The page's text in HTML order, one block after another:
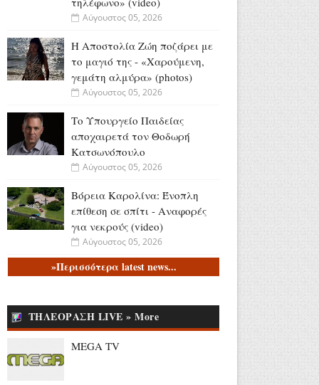
Αύγουστος 05, 2026
Η Αποστολία Ζώη ποζάρει με
το μαγιό της - «Χαρούμενη,
γεμάτη αλμύρα» (photos)
Αύγουστος 05, 2026
Το Υπουργείο Παιδείας
αποχαιρετά τον Θοδωρή
Κατσωνόπουλο
Αύγουστος 05, 2026
Βόρεια Καρολίνα: Ένοπλη
επίθεση σε σπίτι - Αναφορές
για νεκρούς (video)
Αύγουστος 05, 2026
Υψηλές πτήσεις για το
Αύγουστος 05, 2026
Νίκος Υποφάντης -
»Περισσότερα latest news...
ΤΗΛΕΟΡΑΣΗ LIVE » More
MEGA TV